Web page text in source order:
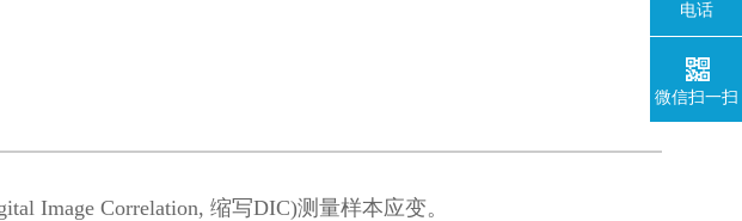
Image Correlation, 缩写DIC)测量样本应变。
电话
微信扫一扫